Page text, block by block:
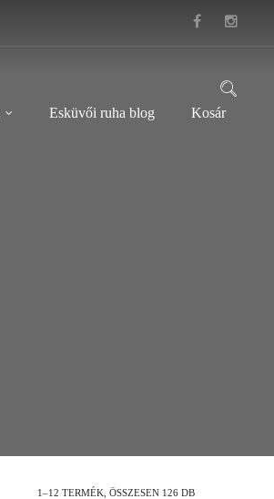
Esküvői ruha blog Kosár
1–12 TERMÉK, ÖSSZESEN 126 DB